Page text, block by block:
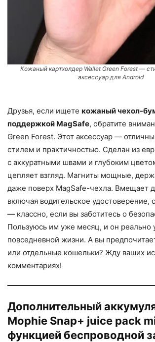
Кожаный картхолдер Wallet Green Forest —
аксессуар для Android
Друзья, если ищете кожаный чехол-
поддержкой MagSafe, обратите
Green Forest. Этот аксессуар —
стилем и практичностью. Сделан из
с аккуратными швами и глубоким
цепляет взгляд. Магниты мощные,
даже поверх MagSafe-чехла. Вмещает
включая водительское удостоверение,
— классно, если вы заботитесь о
Пользуюсь им уже месяц, и он реально
повседневной жизни. А вы
или отдельные кошельки? Жду ваших
комментариях!
Дополнительный
Mophie Snap+ juice pack
функцией беспроводной